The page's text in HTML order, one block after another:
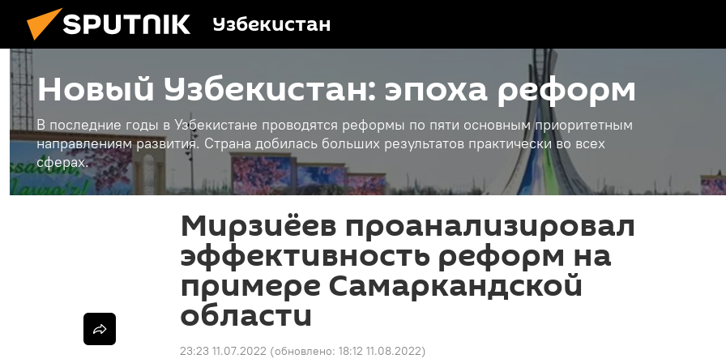
Узбекистан
Новый Узбекистан: эпоха реформ
В последние годы в Узбекистане проводятся реформы по пяти основным приоритетным
направлениям развития. Страна добилась больших результатов практически во всех
сферах.
Мирзиёев проанализировал
эффективность реформ на
примере Самаркандской
области
23:23 11.07.2022 (обновлено: 18:12 11.08.2022)